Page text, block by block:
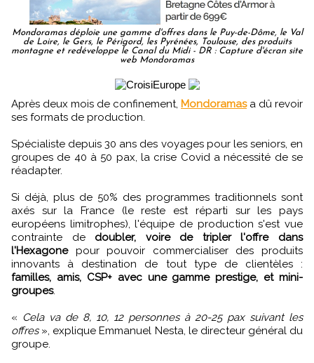
Mondoramas déploie une gamme d'offres dans le Puy-de-Dôme, le Val
de Loire, le Gers, le Périgord, les Pyrénées, Toulouse, des produits
montagne et redéveloppe le Canal du Midi - DR : Capture d'écran site
web Mondoramas
Après deux mois de confinement, Mondoramasa dû revoir
ses formats de production.
Spécialiste depuis 30 ans des voyages pour les seniors, en
groupes de 40 à 50 pax, la crise Covid a nécessité de se
réadapter.
Si déjà, plus de 50% des programmes traditionnels sont
axés sur la France (le reste est réparti sur les pays
européens limitrophes), l'équipe de production s'est vue
contrainte de doubler, voire de tripler l'offre dans
l'Hexagonepour pouvoir commercialiser des produits
innovants à destination de tout type de clientèles :
familles, amis, CSP+ avec une gamme prestige, et mini-
groupes.
« Cela va de 8, 10, 12 personnes à 20-25 pax suivant les
offres», explique Emmanuel Nesta, le directeur général du
groupe.